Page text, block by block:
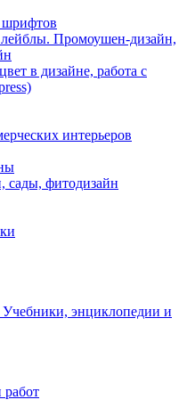
шрифтов
лейблы. Промоушен-дизайн,
в дизайне, работа с
интерьеров
сады, фитодизайн
энциклопедии и